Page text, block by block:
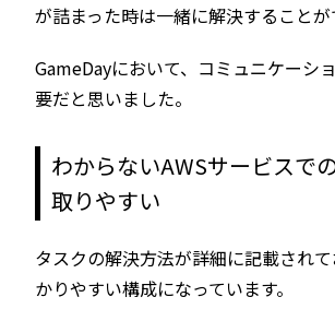
が詰まった時は一緒に解決することが
GameDayにおいて、コミュニケーシ
要だと思いました。
わからないAWSサービスで
取りやすい
タスクの解決方法が詳細に記載され
かりやすい構成になっています。